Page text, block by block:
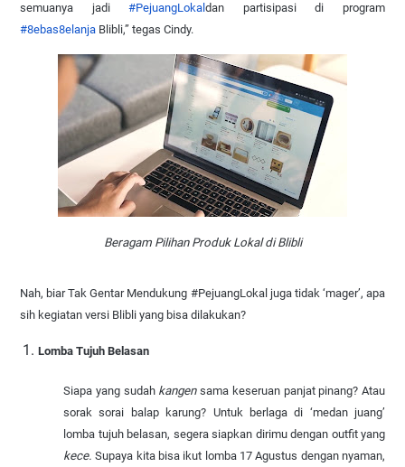
semuanya jadi#PejuangLokaldan partisipasi di program
#8ebas8elanja Blibli,” tegas Cindy.
Beragam Pilihan Produk Lokal di Blibli
Nah, biar Tak Gentar Mendukung #PejuangLokal juga tidak ‘mager’, apa
sih kegiatan versi Blibli yang bisa dilakukan?
Lomba Tujuh Belasan
Siapa yang sudah kangensama keseruan panjat pinang? Atau
sorak sorai balap karung? Untuk berlaga di ‘medan juang’
lomba tujuh belasan, segera siapkan dirimu dengan outfit yang
kece. Supaya kita bisa ikut lomba 17 Agustus dengan nyaman,